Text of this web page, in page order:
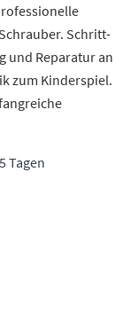
Schritt-
und Reparatur an
zum Kinderspiel.
Tagen